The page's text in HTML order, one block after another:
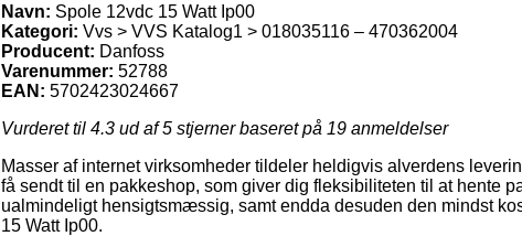
Navn: Spole 12vdc 15 Watt Ip00
Kategori: Vvs > VVS Katalog1 > 018035116 – 470362004
Producent: Danfoss
Varenummer: 52788
EAN: 5702423024667
Vurderet til 4.3 ud af 5 stjerner baseret på 19 anmeldelser
Masser af internet virksomheder tildeler heldigvis alverdens
få sendt til en pakkeshop, som giver dig fleksibiliteten til at hente
ualmindeligt hensigtsmæssig, samt endda desuden den mindst
15 Watt Ip00.